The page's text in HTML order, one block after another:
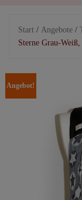
Start / Angebote /
Sterne Grau-
Angebot!